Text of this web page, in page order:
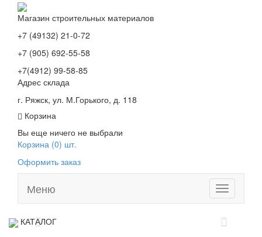
Магазин строительных материалов
+7 (49132) 21-0-72
+7 (905) 692-55-58
+7(4912) 99-58-85
Адрес склада
г. Ряжск, ул. М.Горького, д. 118
Корзина
Вы еще ничего не выбрали
Корзина (0) шт.
Оформить заказ
Toggle
navigation
Меню
КАТАЛОГ